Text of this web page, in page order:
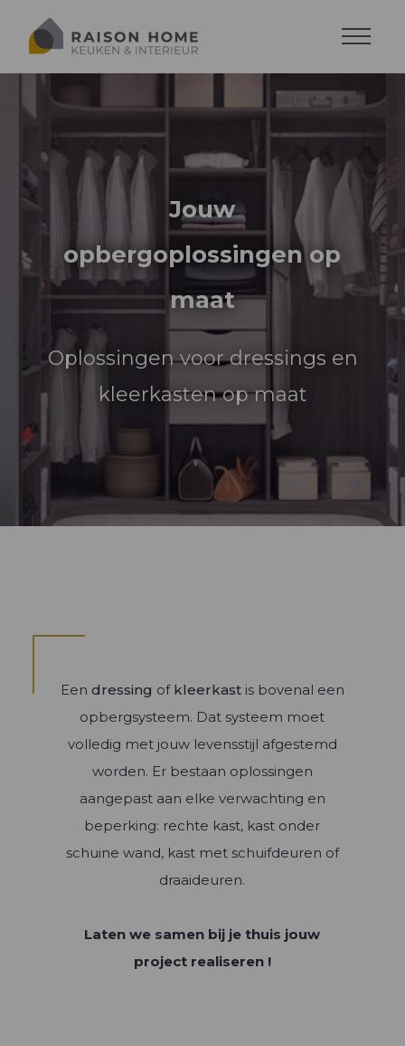
Alle keukens
Keuken stijlen
Lavabo's en wasplaasten
Accessoires
Keukenmeubels
Keukenwerblad en achterwand
Elektrische toestellen
Soorten dressing
Uitrusting en accessoires
Inrichtingen
Dressing op maat
Alle woonkamer
Woonkamer op maat
Bibliotheek
Inrichtingen woonkamer
Maak een afspraak
Jouw
opbergoplossingen op
maat
Oplossingen voor dressings en
kleerkasten op maat
Een dressing of kleerkastis bovenal een
opbergsysteem. Dat systeem moet
volledig met jouw levensstijl afgestemd
worden. Er bestaan oplossingen
aangepast aan elke verwachting en
beperking: rechte kast, kast onder
schuine wand, kast met schuifdeuren of
draaideuren.
Laten we samen bij je thuis jouw
project realiseren !